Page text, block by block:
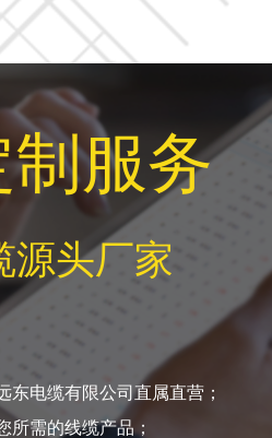
制服务
源头厂家
东电缆有限公司直属直营；
所需的线缆产品；